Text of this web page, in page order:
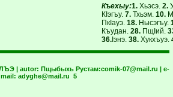
Къехыу:1. Хьэсэ.2.
КIэгъу.7. Тхьэм.10.
ПкIауэ.18. Нысэгъу.
Къудан.28. ПщIий.
36.Iэнэ.38. Хукхъуэ.
| autor: Пщыбыхь Рустам:comik-07@mail.ru | e-
mail: adyghe@mail.ru 5